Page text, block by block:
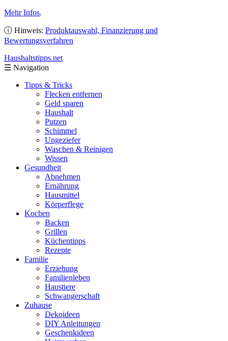
Mehr Infos.
ⓘ Hinweis: Produktauswahl, Finanzierung und
Bewertungsverfahren
Haushaltstipps.net
☰ Navigation
Tipps & Tricks
Flecken entfernen
Geld sparen
Haushalt
Putzen
Schimmel
Ungeziefer
Waschen & Reinigen
Wissen
Gesundheit
Abnehmen
Ernährung
Hausmittel
Körperflege
Kochen
Backen
Grillen
Küchentipps
Rezepte
Familie
Erziehung
Familienleben
Haustiere
Schwangerschaft
Zuhause
Dekoideen
DIY Anleitungen
Geschenkideen